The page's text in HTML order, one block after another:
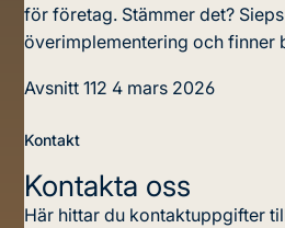
för företag. Stämmer det?
överimplementering och finner
Avsnitt 112 4 mars 2026
Kontakt
Kontakta oss
Här hittar du kontaktuppgifter